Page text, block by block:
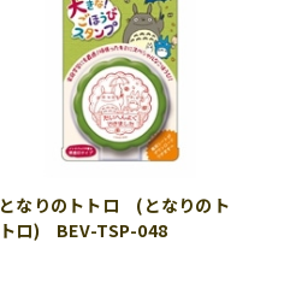
となりのトトロ (となりのト
トロ) BEV-TSP-048